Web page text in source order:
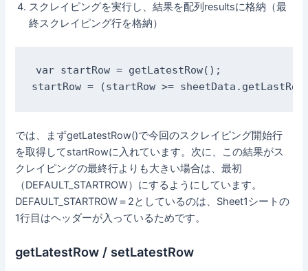
スクレイピングを実行し、結果を配列resultsに格納（最
終スクレイピング行を格納）
var startRow = getLatestRow();
startRow = (startRow >=
では、まずgetLatestRow()で今回のスクレイピング開始行
を取得してstartRowに入れています。次に、この結果がス
クレイピングの最終行よりも大きい場合は、最初
（DEFAULT_STARTROW）にするようにしています。
DEFAULT_STARTROW＝2としているのは、Sheet1シートの
1行目はヘッダーが入っているためです。
getLatestRow / setLatestRow